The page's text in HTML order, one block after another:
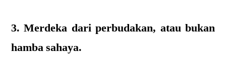
3. Merdeka dari perbudakan, atau bukan
hamba sahaya.